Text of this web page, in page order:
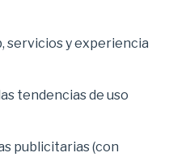
servicios y experiencia
tendencias de uso
publicitarias (con